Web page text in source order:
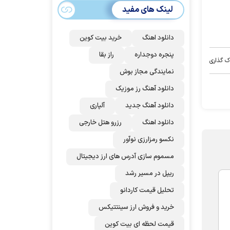
گذاری
می‌شود؟!
لینک های مفید
دانلود اهنگ
خرید بیت کوین
پنجره دوجداره
راز بقا
نمایندگی مجاز بوش
دانلود آهنگ رز‌ موزیک
دانلود آهنگ جدید
آلپاری
دانلود اهنگ
رزرو هتل خارجی
نکسو رمزارزی نوآور
مسموم سازی آدرس های ارز دیجیتال
ریپل در مسیر رشد
تحلیل قیمت کاردانو
خرید و فروش ارز سینتتیکس
قیمت لحظه ای بیت کوین